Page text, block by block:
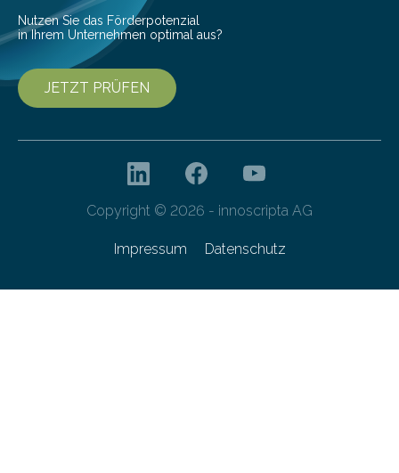
Technologien…
Nutzen Sie das Förderpotenzial
in Ihrem Unternehmen optimal aus?
JETZT PRÜFEN
Copyright © 2026 - innoscripta AG
Impressum Datenschutz